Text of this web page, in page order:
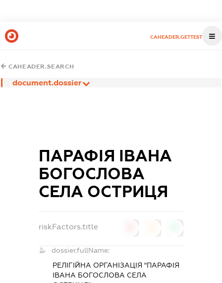
CAHEADER.GETTEST
CAHEADER.SEARCH
document.dossier
ПАРАФІЯ ІВАНА
БОГОСЛОВА
СЕЛА ОСТРИЦЯ
riskFactors.title
dossier.fullName:
РЕЛІГІЙНА ОРГАНІЗАЦІЯ "ПАРАФІЯ
ІВАНА БОГОСЛОВА СЕЛА